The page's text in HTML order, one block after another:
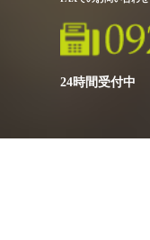
24時間受付中